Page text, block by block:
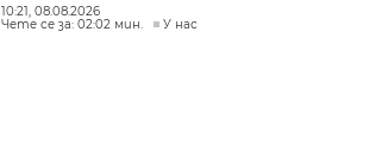
10:21, 08.08.2026
Чете се за: 02:02 мин.
У нас